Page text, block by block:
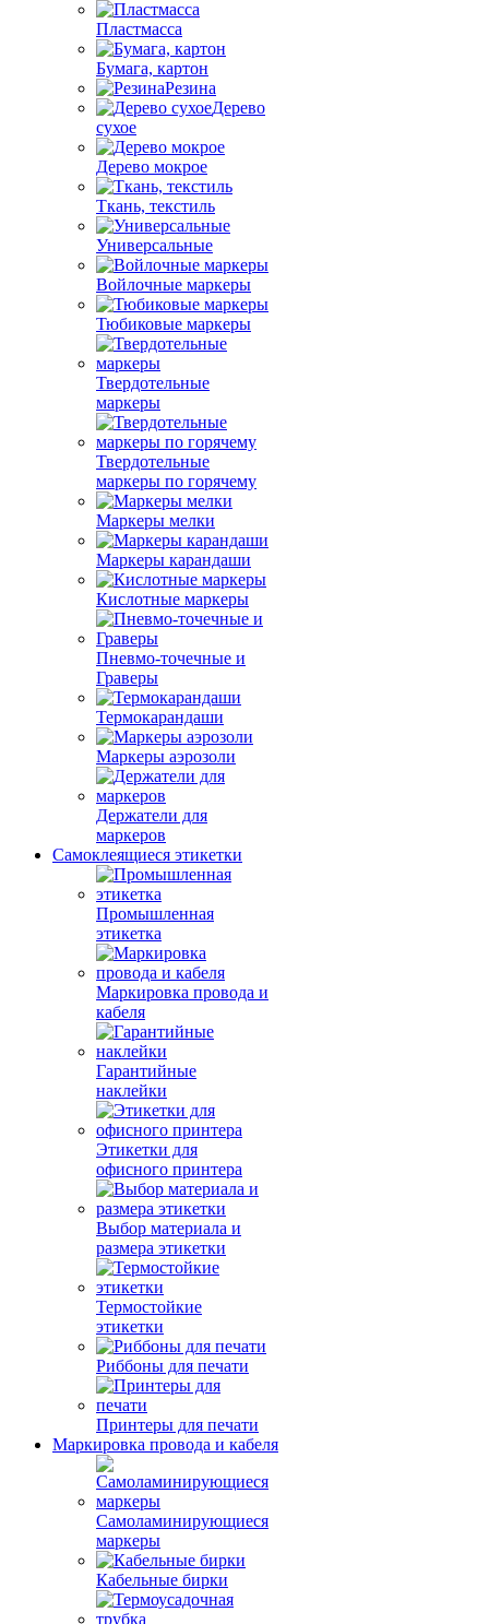
Пластмасса
Бумага, картон
Резина
Дерево
сухое
Дерево мокрое
Ткань, текстиль
Универсальные
Войлочные маркеры
Тюбиковые маркеры
Твердотельные
маркеры
Твердотельные
маркеры по горячему
Маркеры мелки
Маркеры карандаши
Кислотные маркеры
Пневмо-точечные и
Граверы
Термокарандаши
Маркеры аэрозоли
Держатели для
маркеров
Самоклеящиеся этикетки
Промышленная
этикетка
Маркировка провода и
кабеля
Гарантийные
наклейки
Этикетки для
офисного принтера
Выбор материала и
размера этикетки
Термостойкие
этикетки
Риббоны для печати
Принтеры для печати
Маркировка провода и кабеля
Самоламинирующиеся
маркеры
Кабельные бирки